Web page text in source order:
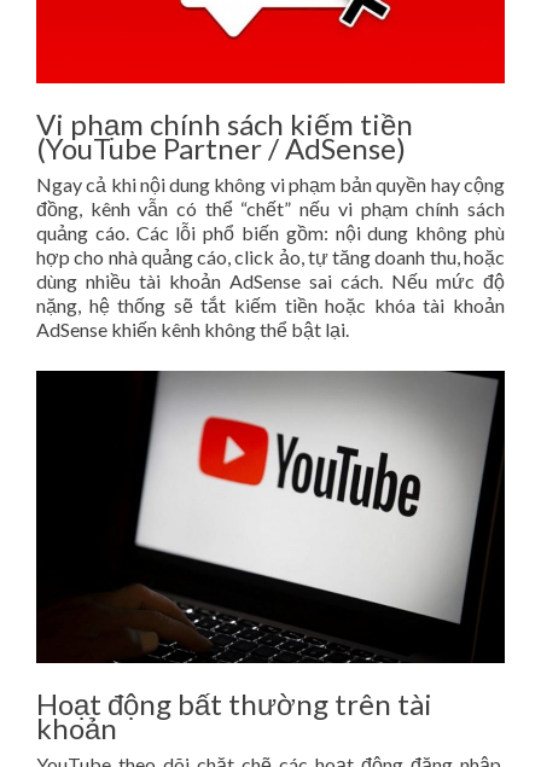
Vi phạm chính sách kiếm tiền
(YouTube Partner / AdSense)
Ngay cả khi nội dung không vi phạm bản quyền hay cộng
đồng, kênh vẫn có thể “chết” nếu vi phạm chính sách
quảng cáo. Các lỗi phổ biến gồm: nội dung không phù
hợp cho nhà quảng cáo, click ảo, tự tăng doanh thu, hoặc
dùng nhiều tài khoản AdSense sai cách. Nếu mức độ
nặng, hệ thống sẽ tắt kiếm tiền hoặc khóa tài khoản
AdSense khiến kênh không thể bật lại.
Hoạt động bất thường trên tài
khoản